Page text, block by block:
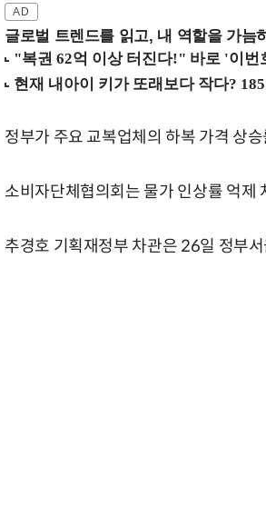
글로벌 트렌드를 읽고, 내 역할을 가늠
정부가 주요 교복업체의 하복 가격 상
소비자단체협의회는 물가 인상률 억제
추경호 기획재정부 차관은 26일 정부